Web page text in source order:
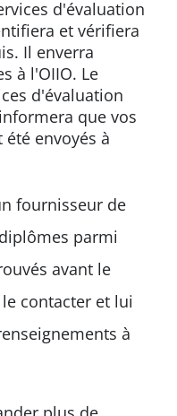
d'évaluation
et vérifiera
Il enverra
à l'OIIO. Le
d'évaluation
que vos
envoyés à
fournisseur de
parmi
avant le
contacter et lui
à